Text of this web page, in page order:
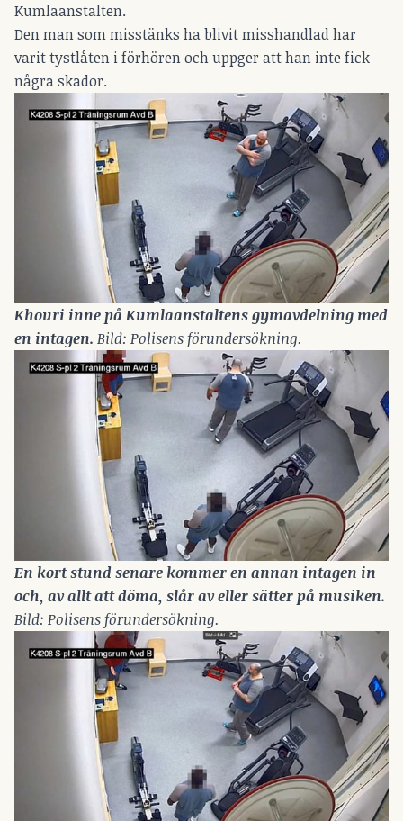
Kumlaanstalten.
Den man som misstänks ha blivit misshandlad har
varit tystlåten i förhören och uppger att han inte fick
några skador.
Khouri inne på Kumlaanstaltens gymavdelning med
en intagen. Bild: Polisens förundersökning.
En kort stund senare kommer en annan intagen in
och, av allt att döma, slår av eller sätter på musiken.
Bild: Polisens förundersökning.